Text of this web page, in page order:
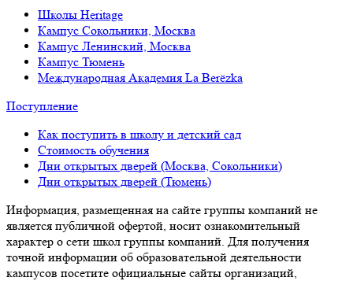
Школы Heritage
Кампус Сокольники, Москва
Кампус Ленинский, Москва
Кампус Тюмень
Международная Академия La Berёzka
Поступление
Как поступить в школу и детский сад
Стоимость обучения
Дни открытых дверей (Москва, Сокольники)
Дни открытых дверей (Тюмень)
Информация, размещенная на сайте группы компаний не
является публичной офертой, носит ознакомительный
характер о сети школ группы компаний. Для получения
точной информации об образовательной деятельности
кампусов посетите официальные сайты организаций,